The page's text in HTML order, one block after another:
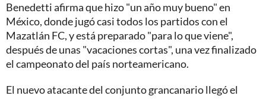
Benedetti afirma que hizo "un año muy bueno" en
México, donde jugó casi todos los partidos con el
Mazatlán FC, y está preparado "para lo que viene",
después de unas "vacaciones cortas", una vez finalizado
el campeonato del país norteamericano.
El nuevo atacante del conjunto grancanario llegó el